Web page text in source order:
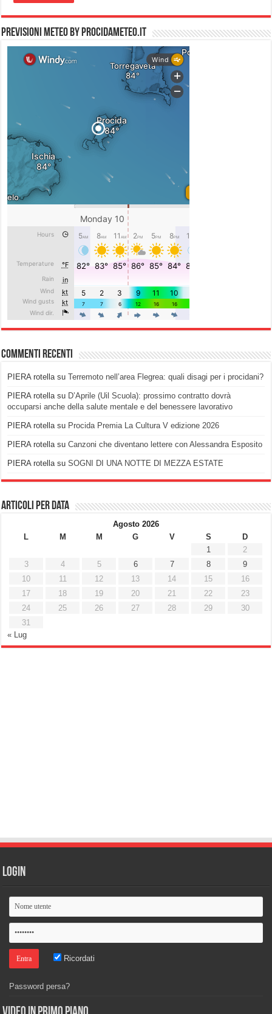
PREVISIONI METEO by PROCIDAMETEO.IT
Commenti recenti
PIERA rotellasuTerremoto nell’area Flegrea: quali disagi per i procidani?
PIERA rotellasu D’Aprile (Uil Scuola): prossimo contratto dovrà
occuparsi anche della salute mentale e del benessere lavorativo
PIERA rotellasu Procida Premia La Cultura V edizione 2026
PIERA rotellasuCanzoni che diventano lettere con Alessandra Esposito
PIERA rotellasuSOGNI DI UNA NOTTE DI MEZZA ESTATE
Articoli per data
Agosto 2026
L
M M G V S
D
1
2
3
4 5 6 7 8
9
10
11 12 13 14 15
16
17
18 19 20 21 22
23
24
25 26 27 28 29
30
31
« Lug
Login
Ricordati
Password persa?